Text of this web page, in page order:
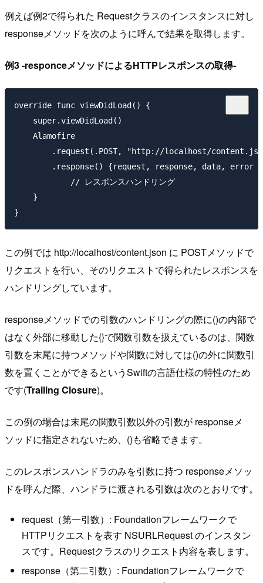
例えば例2で得られた Requestクラスのインスタンスに対し
responseメソッドを次のように呼んで結果を取得します。
例3 -responceメソッドによるHTTPレスポンスの取得-
override func viewDidLoad() {
    super.viewDidLoad()
    Alamofire
.request(.POST, "http://localhost/
.response() {request, response, data, error
            // レスポンスハンドリング
    }
この例では http://localhost/content.json に POSTメソッドで
リクエストを行い、そのリクエストで得られたレスポンスを
ハンドリングしています。
responseメソッドでの引数のハンドリングの際に()の内部で
はなく外部に移動した{}で関数引数を扱えているのは、関数
引数を末尾に持つメソッドや関数に対しては()の外に関数引
数を置くことができるというSwiftの言語仕様の特性のため
です(Trailing Closure)。
この例の場合は末尾の関数引数以外の引数が responseメ
ソッドに指定されないため、()も省略できます。
このレスポンスハンドラのみを引数に持つ responseメソッ
ドを呼んだ際、ハンドラに渡される引数は次のとおりです。
request（第一引数）: Foundationフレームワークで
HTTPリクエストを表す NSURLRequest のインスタン
スです。Requestクラスのリクエスト内容を表します。
response（第二引数）: Foundationフレームワークで